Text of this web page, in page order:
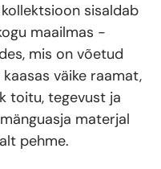
sisaldab
maailmas -
mis on võetud
väike raamat,
toitu, tegevust ja
materjal
pehme.